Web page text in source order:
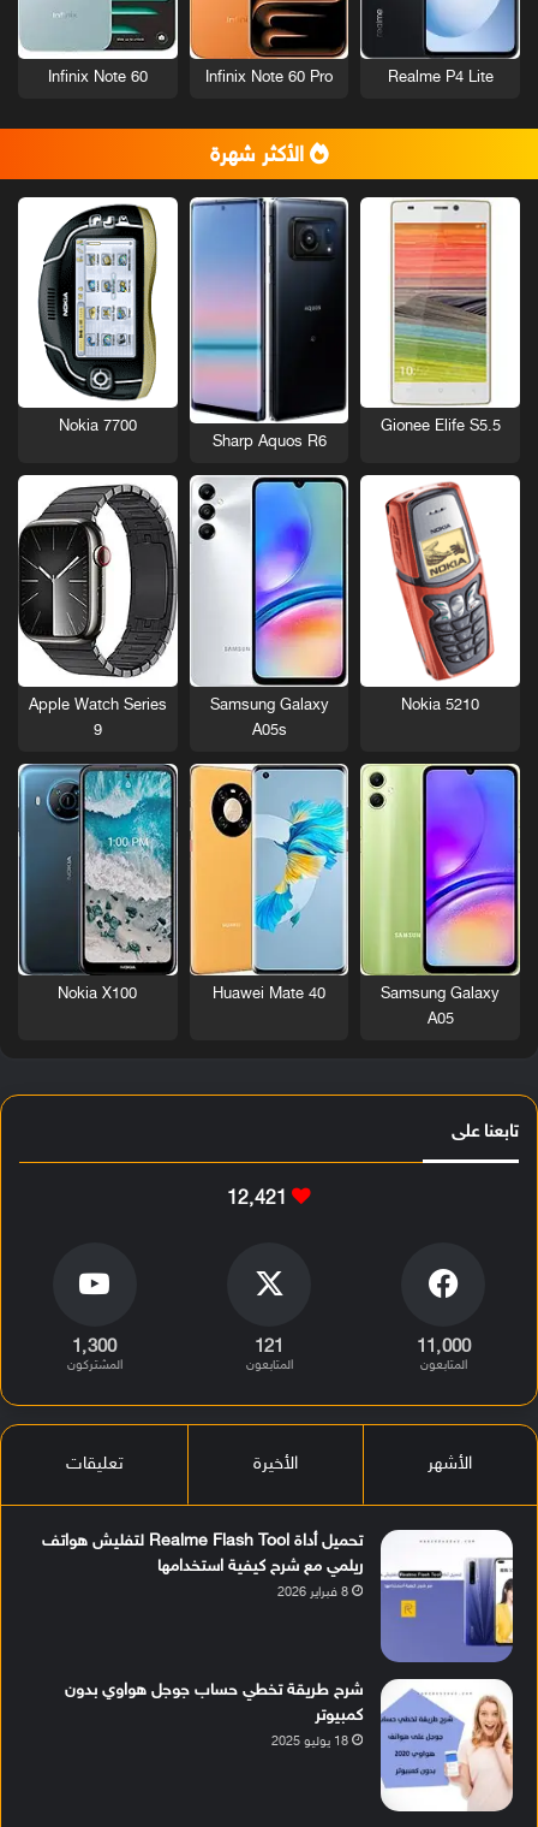
Realme P4 Lite
Infinix Note 60 Pro
Infinix Note 60
الأكثر شهرة
Gionee Elife S5.5
Sharp Aquos R6
Nokia 7700
Nokia 5210
Samsung Galaxy
A05s
Apple Watch Series
9
Samsung Galaxy
A05
Huawei Mate 40
Nokia X100
تابعنا على
12٬421
11٬000
المتابعون
121
المتابعون
1٬300
المشتركون
الأشهر الأخيرة تعليقات
تحميل أداة Realme Flash Tool لتفليش هواتف
ريلمي مع شرح كيفية استخدامها
8 فبراير 2026
شرح طريقة تخطي حساب جوجل هواوي بدون
كمبيوتر
18 يوليو 2025